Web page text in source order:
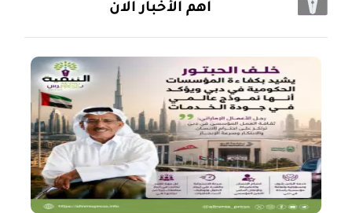
أهم الأخبار الان